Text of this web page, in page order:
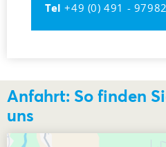
Tel+49 (0) 491 -
Anfahrt: So finden
uns